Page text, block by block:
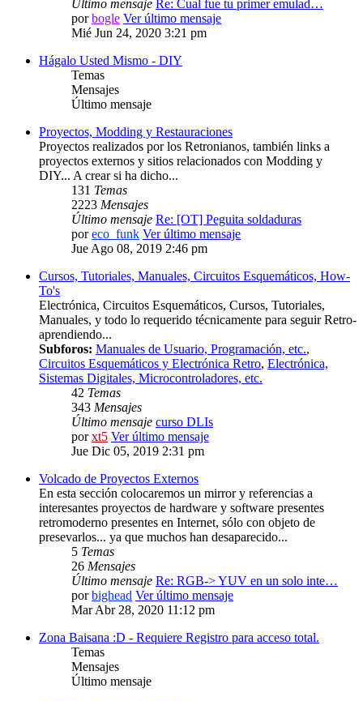
Último mensaje Re: Cual fue tu primer emulad…
porbogle Ver último mensaje
Mié Jun 24, 2020 3:21 pm
Hágalo Usted Mismo - DIY
Temas
Mensajes
Último mensaje
Proyectos, Modding y Restauraciones
Proyectos realizados por los Retronianos, también links a
proyectos externos y sitios relacionados con Modding y
DIY... A crear si ha dicho...
131 Temas
2223 Mensajes
Último mensaje Re: [OT] Peguita soldaduras
poreco_funk Ver último mensaje
Jue Ago 08, 2019 2:46 pm
Cursos, Tutoriales, Manuales, Circuitos Esquemáticos, How-
To's
Electrónica, Circuitos Esquemáticos, Cursos, Tutoriales,
Manuales, y todo lo requerido técnicamente para seguir Retro-
aprendiendo...
Subforos: Manuales de Usuario, Programación, etc.,
Circuitos Esquemáticos y Electrónica Retro, Electrónica,
Sistemas Digitales, Microcontroladores, etc.
42 Temas
343 Mensajes
Último mensaje curso DLIs
porxt5 Ver último mensaje
Jue Dic 05, 2019 2:31 pm
Volcado de Proyectos Externos
En esta sección colocaremos un mirror y referencias a
interesantes proyectos de hardware y software presentes
retromoderno presentes en Internet, sólo con objeto de
presevarlos... ya que muchos han desaparecido...
5 Temas
26 Mensajes
Último mensaje Re: RGB-> YUV en un solo inte…
porbighead Ver último mensaje
Mar Abr 28, 2020 11:12 pm
Zona Baisana :D - Requiere Registro para acceso total.
Temas
Mensajes
Último mensaje